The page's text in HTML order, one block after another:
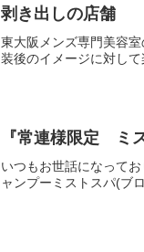
剥き出しの店舗
東大阪メンズ専門美容
装後のイメージに対し
『常連様限定 ミ
いつもお世話になって
ャンプーミストスパ(ブ